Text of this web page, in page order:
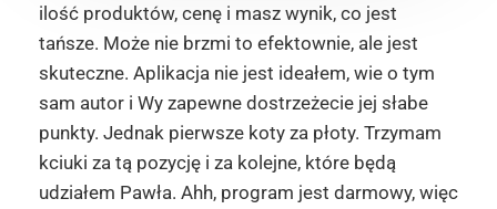
ilość produktów, cenę i masz wynik, co jest
tańsze. Może nie brzmi to efektownie, ale jest
skuteczne. Aplikacja nie jest ideałem, wie o tym
sam autor i Wy zapewne dostrzeżecie jej słabe
punkty. Jednak pierwsze koty za płoty. Trzymam
kciuki za tą pozycję i za kolejne, które będą
udziałem Pawła. Ahh, program jest darmowy, więc